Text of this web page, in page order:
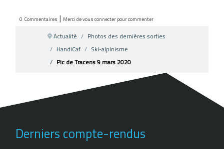
0 Commentaires | Merci de vous connecter pour commenter
Actualité
Photos des dernières sorties
HandiCaf
Ski-alpinisme
Pic de Tracens 9 mars 2020
Derniers compte-rendus